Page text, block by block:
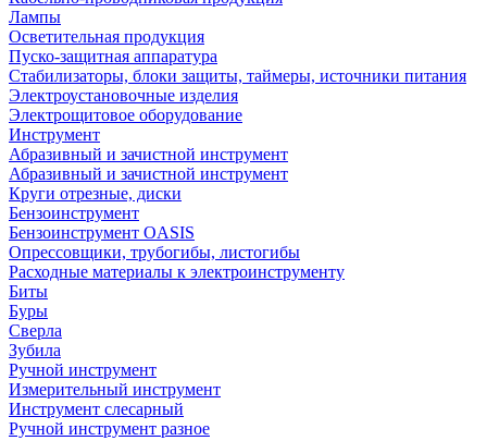
Лампы
Осветительная продукция
Пуско-защитная аппаратура
Стабилизаторы, блоки защиты, таймеры, источники питания
Электроустановочные изделия
Электрощитовое оборудование
Инструмент
Абразивный и зачистной инструмент
Абразивный и зачистной инструмент
Круги отрезные, диски
Бензоинструмент
Бензоинструмент OASIS
Опрессовщики, трубогибы, листогибы
Расходные материалы к электроинструменту
Биты
Буры
Сверла
Зубила
Ручной инструмент
Измерительный инструмент
Инструмент слесарный
Ручной инструмент разное